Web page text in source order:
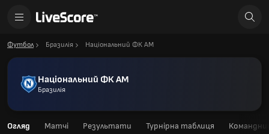
Футбол Бразилія Національний ФК AM
Національний ФК AM
Бразилія
Огляд Матчі Результати Турнірна таблиця